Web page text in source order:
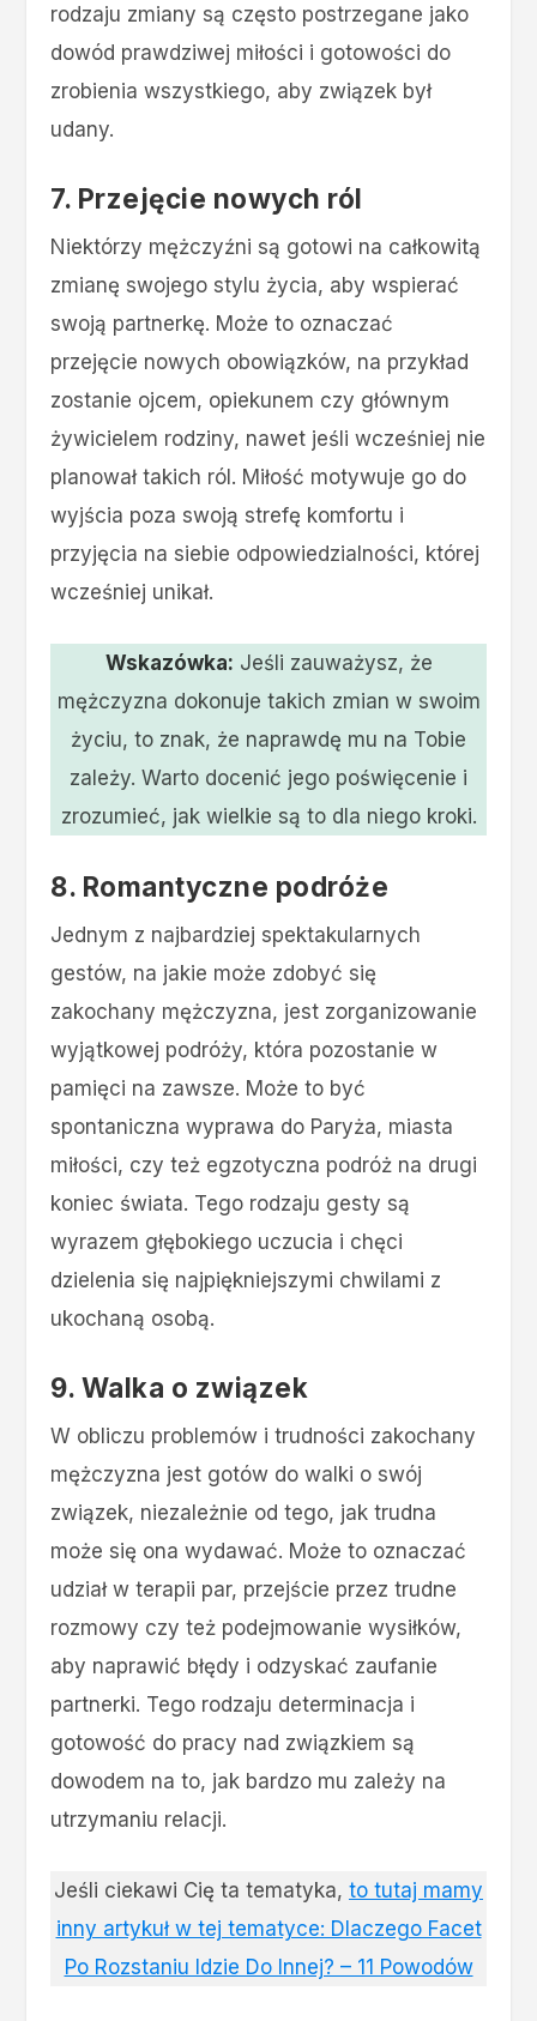
rodzaju zmiany są często postrzegane jako
dowód prawdziwej miłości i gotowości do
zrobienia wszystkiego, aby związek był
udany.
7. Przejęcie nowych ról
Niektórzy mężczyźni są gotowi na całkowitą
zmianę swojego stylu życia, aby wspierać
swoją partnerkę. Może to oznaczać
przejęcie nowych obowiązków, na przykład
zostanie ojcem, opiekunem czy głównym
żywicielem rodziny, nawet jeśli wcześniej nie
planował takich ról. Miłość motywuje go do
wyjścia poza swoją strefę komfortu i
przyjęcia na siebie odpowiedzialności, której
wcześniej unikał​.
Wskazówka: Jeśli zauważysz, że
mężczyzna dokonuje takich zmian w swoim
życiu, to znak, że naprawdę mu na Tobie
zależy. Warto docenić jego poświęcenie i
zrozumieć, jak wielkie są to dla niego kroki.
8. Romantyczne podróże
Jednym z najbardziej spektakularnych
gestów, na jakie może zdobyć się
zakochany mężczyzna, jest zorganizowanie
wyjątkowej podróży, która pozostanie w
pamięci na zawsze. Może to być
spontaniczna wyprawa do Paryża, miasta
miłości, czy też egzotyczna podróż na drugi
koniec świata. Tego rodzaju gesty są
wyrazem głębokiego uczucia i chęci
dzielenia się najpiękniejszymi chwilami z
ukochaną osobą.
9. Walka o związek
W obliczu problemów i trudności zakochany
mężczyzna jest gotów do walki o swój
związek, niezależnie od tego, jak trudna
może się ona wydawać. Może to oznaczać
udział w terapii par, przejście przez trudne
rozmowy czy też podejmowanie wysiłków,
aby naprawić błędy i odzyskać zaufanie
partnerki. Tego rodzaju determinacja i
gotowość do pracy nad związkiem są
dowodem na to, jak bardzo mu zależy na
utrzymaniu relacji.
Jeśli ciekawi Cię ta tematyka, to tutaj mamy
inny artykuł w tej tematyce: Dlaczego Facet
Po Rozstaniu Idzie Do Innej? – 11 Powodów